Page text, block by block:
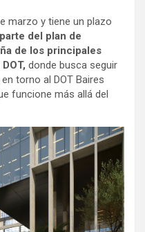
marzo y tiene un plazo
del plan de
de los principales
donde busca seguir
torno al DOT Baires
funcione más allá del